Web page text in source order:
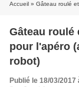
Accueil » Gâteau roulé et
Gâteau roulé
pour l'apéro
robot)
Publié le 18/03/2017